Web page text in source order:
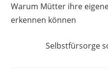
ansehen
Warum Mütter ihre
erkennen können
Selbstfürsorge